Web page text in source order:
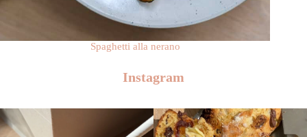
Spaghetti alla nerano
Instagram